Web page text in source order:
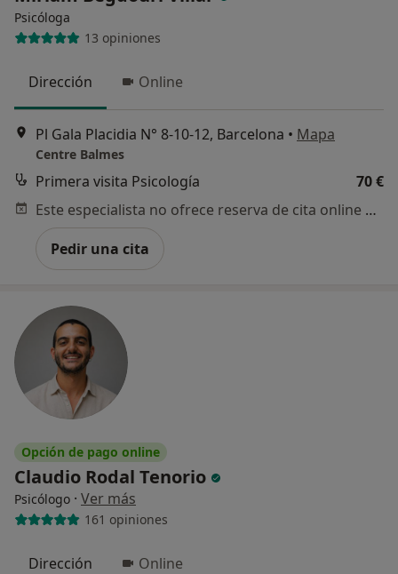
Psicóloga
13 opiniones
Dirección Online
Pl Gala Placidia N° 8-10-12, Barcelona • Mapa
Centre Balmes
Primera visita Psicología
70 €
Este especialista no ofrece reserva de cita online en esta dirección.
Pedir una cita
Opción de pago online
Claudio Rodal Tenorio
Psicólogo · Ver más
161 opiniones
Dirección Online